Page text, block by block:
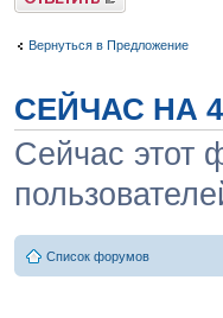
Вернуться в Предложение
СЕЙЧАС НА
Сейчас этот
Список форумов